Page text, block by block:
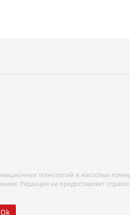
технологий и массовых
Редакция не предоставляет
Ok